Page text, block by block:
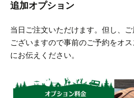
追加オプション
当日ご注文いただけます。 但し、
ございますので事前のご予約をオス
にお伝えください。